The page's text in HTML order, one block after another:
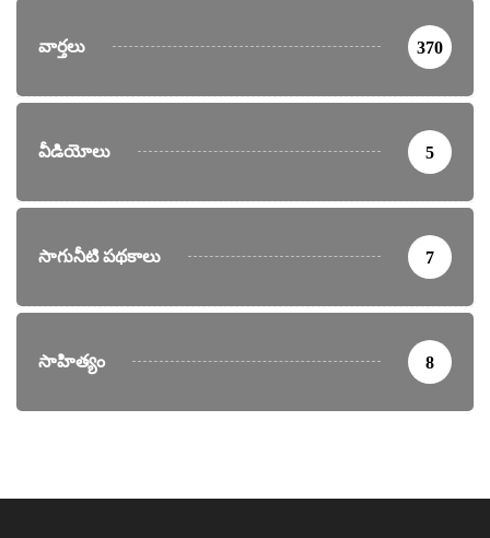
వార్తలు 370
వీడియోలు 5
సాగునీటి పథకాలు 7
సాహిత్యం 8